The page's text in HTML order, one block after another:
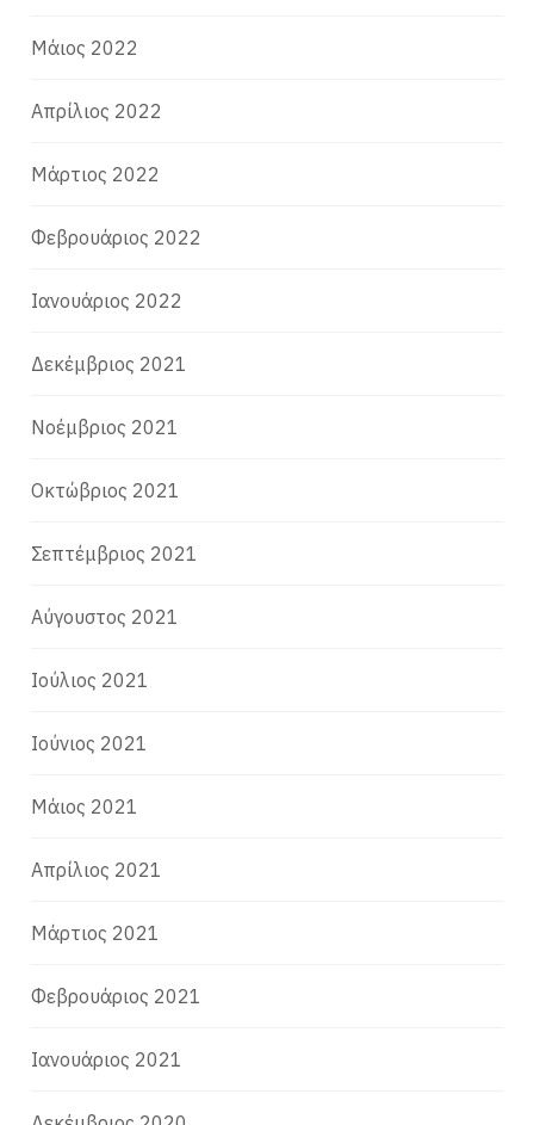
Μάιος 2022
Απρίλιος 2022
Μάρτιος 2022
Φεβρουάριος 2022
Ιανουάριος 2022
Δεκέμβριος 2021
Νοέμβριος 2021
Οκτώβριος 2021
Σεπτέμβριος 2021
Αύγουστος 2021
Ιούλιος 2021
Ιούνιος 2021
Μάιος 2021
Απρίλιος 2021
Μάρτιος 2021
Φεβρουάριος 2021
Ιανουάριος 2021